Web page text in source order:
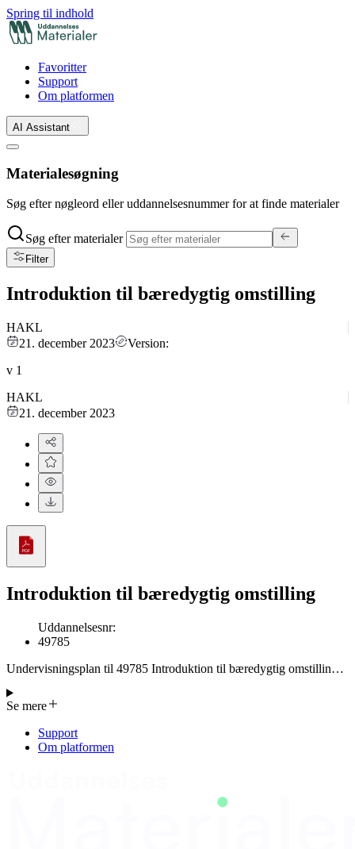
Spring til indhold
Favoritter
Support
Om platformen
AI Assistant
Materialesøgning
Søg efter nøgleord eller uddannelsesnummer for at finde materialer
Søg efter materialer
Filter
Introduktion til bæredygtig omstilling
HAKL
21. december 2023
Version:
v 1
HAKL
21. december 2023
Introduktion til bæredygtig omstilling
Uddannelsesnr:
49785
Undervisningsplan til 49785 Introduktion til bæredygtig omstilling,
forløbet Bæredygtighed i detail, bestående af uddannelserne: Modul
1: Introduktion til bæredygtig omstilling (49785) Modul 2:
Bæredygtigt salg (21989) Modul 3: Bæredygtig butiksdrift (21990)
Se mere
Support
Om platformen